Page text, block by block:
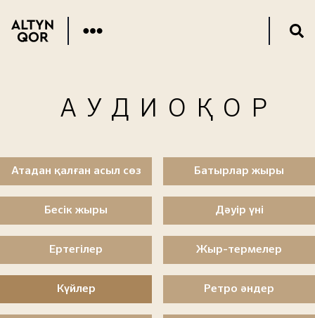
АУДИОҚОР
Атадан қалған асыл сөз Батырлар жыры
Бесік жыры Дәуір үні
Ертегілер Жыр-термелер
Күйлер Ретро әндер